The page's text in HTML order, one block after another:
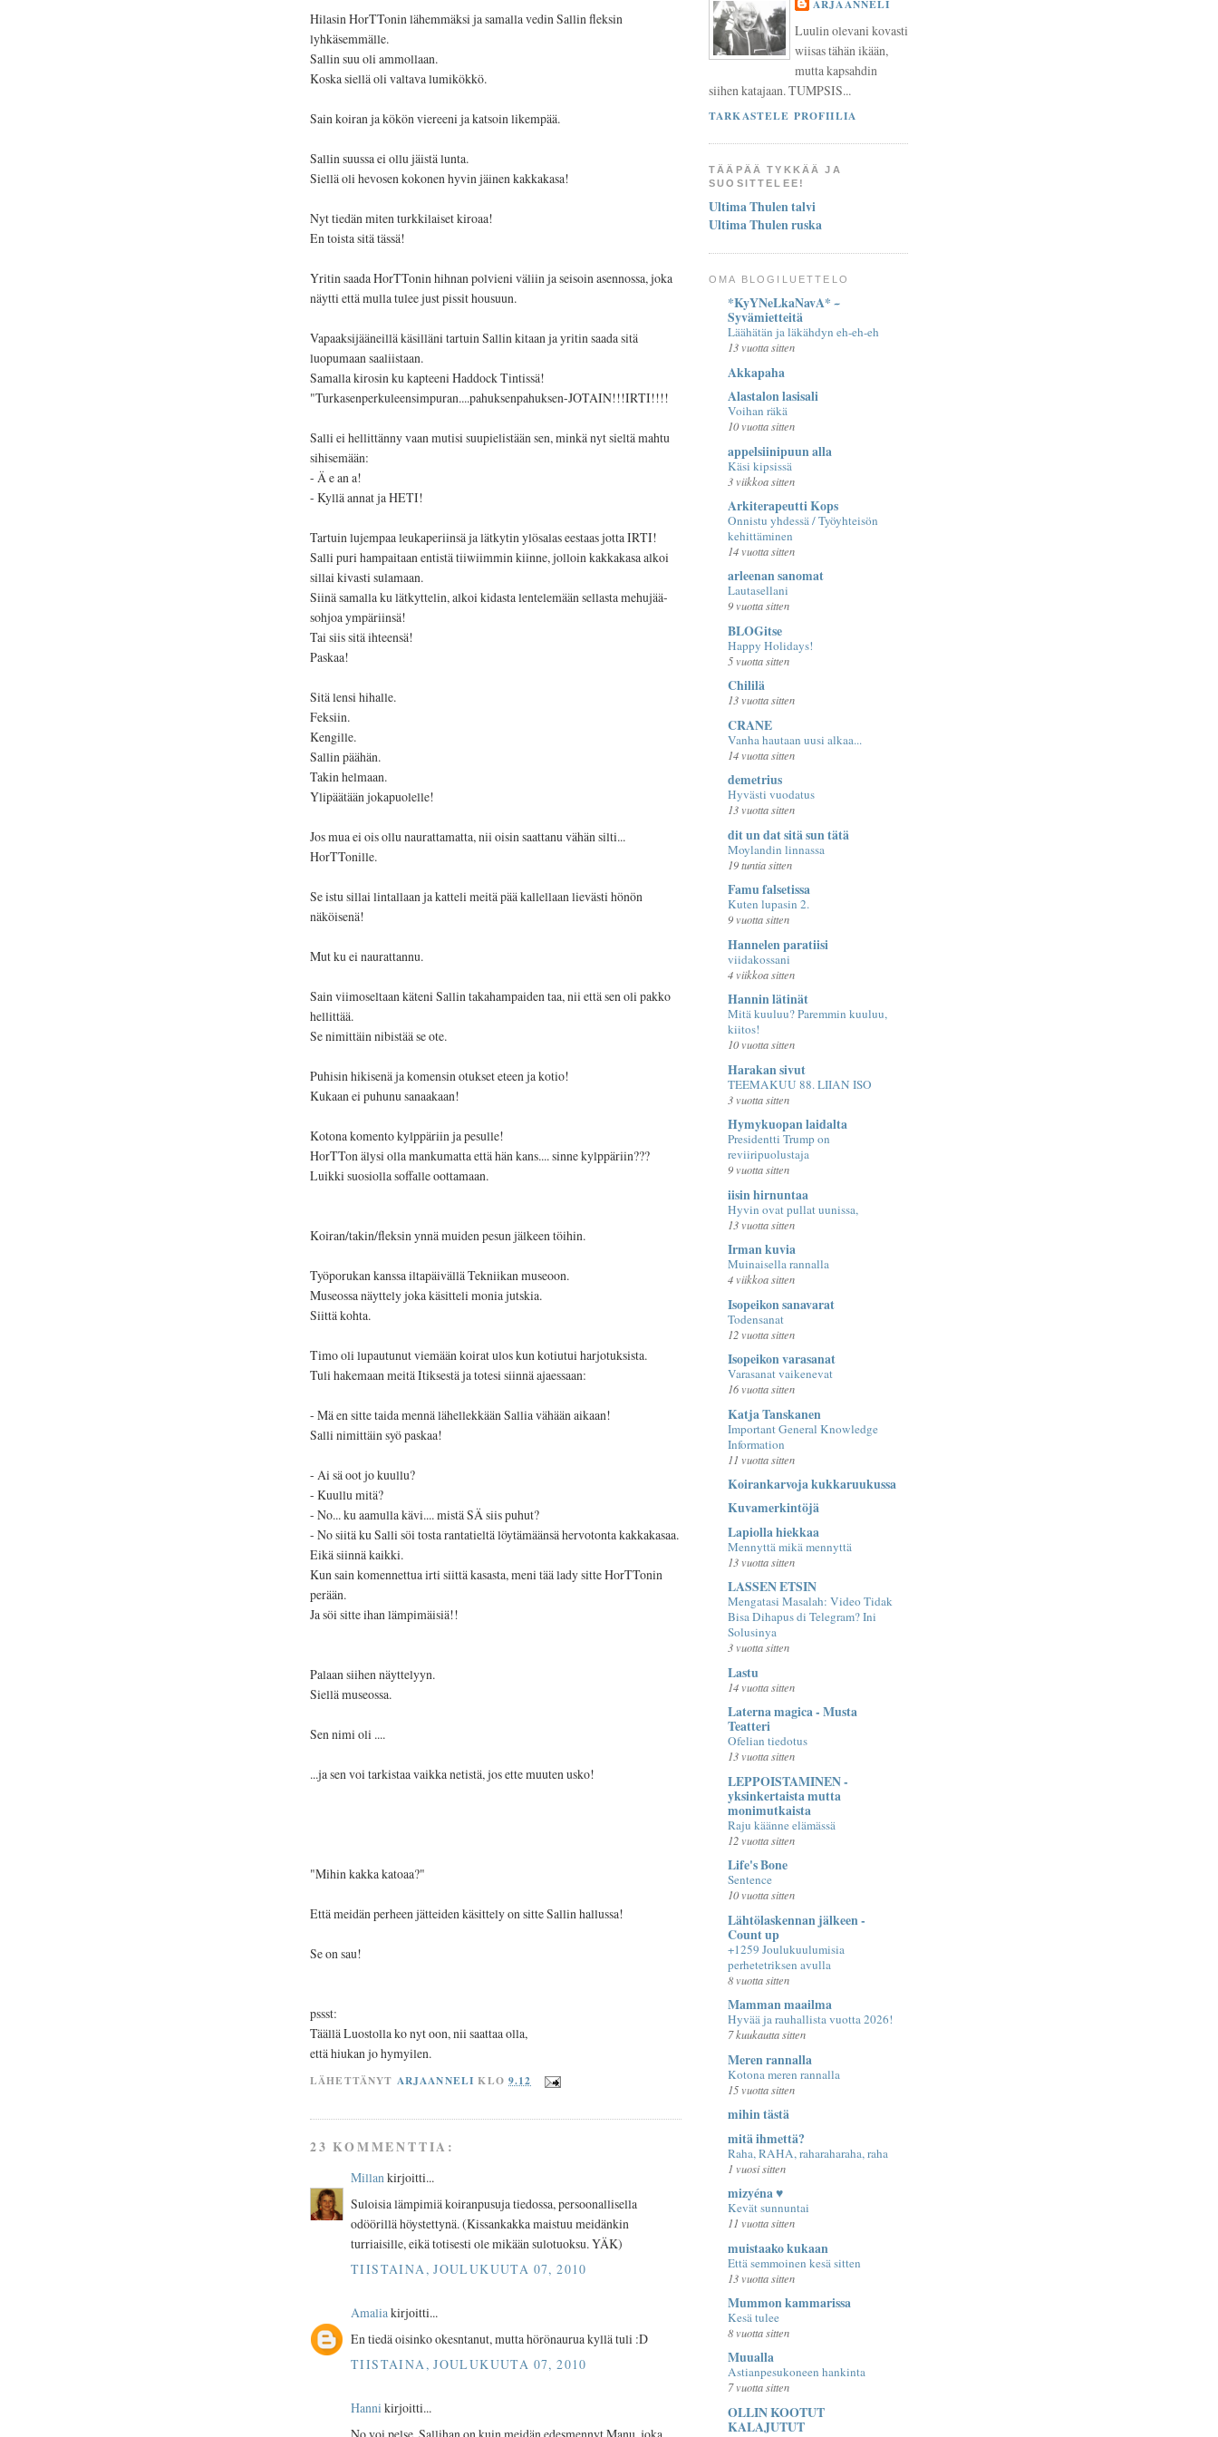
Hilasin HorTTonin lähemmäksi ja samalla vedin Sallin fleksin
lyhkäsemmälle.
Sallin suu oli ammollaan.
Koska siellä oli valtava lumikökkö.
Sain koiran ja kökön viereeni ja katsoin likempää.
Sallin suussa ei ollu jäistä lunta.
Siellä oli hevosen kokonen hyvin jäinen kakkakasa!
Nyt tiedän miten turkkilaiset kiroaa!
En toista sitä tässä!
Yritin saada HorTTonin hihnan polvieni väliin ja seisoin asennossa, joka
näytti että mulla tulee just pissit housuun.
Vapaaksijääneillä käsilläni tartuin Sallin kitaan ja yritin saada sitä
luopumaan saaliistaan.
Samalla kirosin ku kapteeni Haddock Tintissä!
"Turkasenperkuleensimpuran....pahuksenpahuksen-JOTAIN!!!IRTI!!!!
Salli ei hellittänny vaan mutisi suupielistään sen, minkä nyt sieltä mahtu
sihisemään:
- Ä e an a!
- Kyllä annat ja HETI!
Tartuin lujempaa leukaperiinsä ja lätkytin ylösalas eestaas jotta IRTI!
Salli puri hampaitaan entistä tiiwiimmin kiinne, jolloin kakkakasa alkoi
sillai kivasti sulamaan.
Siinä samalla ku lätkyttelin, alkoi kidasta lentelemään sellasta mehujää-
sohjoa ympäriinsä!
Tai siis sitä ihteensä!
Paskaa!
Sitä lensi hihalle.
Feksiin.
Kengille.
Sallin päähän.
Takin helmaan.
Ylipäätään jokapuolelle!
Jos mua ei ois ollu naurattamatta, nii oisin saattanu vähän silti...
HorTTonille.
Se istu sillai lintallaan ja katteli meitä pää kallellaan lievästi hönön
näköisenä!
Mut ku ei naurattannu.
Sain viimoseltaan käteni Sallin takahampaiden taa, nii että sen oli pakko
hellittää.
Se nimittäin nibistää se ote.
Puhisin hikisenä ja komensin otukset eteen ja kotio!
Kukaan ei puhunu sanaakaan!
Kotona komento kylppäriin ja pesulle!
HorTTon älysi olla mankumatta että hän kans.... sinne kylppäriin???
Luikki suosiolla soffalle oottamaan.
Koiran/takin/fleksin ynnä muiden pesun jälkeen töihin.
Työporukan kanssa iltapäivällä Tekniikan museoon.
Museossa näyttely joka käsitteli monia jutskia.
Siittä kohta.
Timo oli lupautunut viemään koirat ulos kun kotiutui harjotuksista.
Tuli hakemaan meitä Itiksestä ja totesi siinnä ajaessaan:
- Mä en sitte taida mennä lähellekkään Sallia vähään aikaan!
Salli nimittäin syö paskaa!
- Ai sä oot jo kuullu?
- Kuullu mitä?
- No... ku aamulla kävi.... mistä SÄ siis puhut?
- No siitä ku Salli söi tosta rantatieltä löytämäänsä hervotonta kakkakasaa.
Eikä siinnä kaikki.
Kun sain komennettua irti siittä kasasta, meni tää lady sitte HorTTonin
perään.
Ja söi sitte ihan lämpimäisiä!!
Palaan siihen näyttelyyn.
Siellä museossa.
Sen nimi oli ....
...ja sen voi tarkistaa vaikka netistä, jos ette muuten usko!
"Mihin kakka katoaa?"
Että meidän perheen jätteiden käsittely on sitte Sallin hallussa!
Se on sau!
pssst:
Täällä Luostolla ko nyt oon, nii saattaa olla,
että hiukan jo hymyilen.
LÄHETTÄNYT ARJAANNELI KLO9.12
23 KOMMENTTIA:
Millankirjoitti...
Suloisia lämpimiä koiranpusuja tiedossa, persoonallisella
odöörillä höystettynä. (Kissankakka maistuu meidänkin
turriaisille, eikä totisesti ole mikään sulotuoksu. YÄK)
TIISTAINA, JOULUKUUTA 07, 2010
Amaliakirjoitti...
En tiedä oisinko okesntanut, mutta hörönaurua kyllä tuli :D
TIISTAINA, JOULUKUUTA 07, 2010
Hanni kirjoitti...
ARJAANNELI
Luulin olevani kovasti
wiisas tähän ikään,
mutta kapsahdin
siihen katajaan. TUMPSIS...
TARKASTELE PROFIILIA
TÄÄPÄÄ TYKKÄÄ JA
SUOSITTELEE!
Ultima Thulen talvi
Ultima Thulen ruska
OMA BLOGILUETTELO
*KyYNeLkaNavA* ~
Syvämietteitä
Läähätän ja läkähdyn eh-eh-eh
13 vuotta sitten
Akkapaha
Alastalon lasisali
Voihan räkä
10 vuotta sitten
appelsiinipuun alla
Käsi kipsissä
3 viikkoa sitten
Arkiterapeutti Kops
Onnistu yhdessä / Työyhteisön
kehittäminen
14 vuotta sitten
arleenan sanomat
Lautasellani
9 vuotta sitten
BLOGitse
Happy Holidays!
5 vuotta sitten
Chililä
13 vuotta sitten
CRANE
Vanha hautaan uusi alkaa...
14 vuotta sitten
demetrius
Hyvästi vuodatus
13 vuotta sitten
dit un dat sitä sun tätä
Moylandin linnassa
19 tuntia sitten
Famu falsetissa
Kuten lupasin 2.
9 vuotta sitten
Hannelen paratiisi
viidakossani
4 viikkoa sitten
Hannin lätinät
Mitä kuuluu? Paremmin kuuluu,
kiitos!
10 vuotta sitten
Harakan sivut
TEEMAKUU 88. LIIAN ISO
3 vuotta sitten
Hymykuopan laidalta
Presidentti Trump on
reviiripuolustaja
9 vuotta sitten
iisin hirnuntaa
Hyvin ovat pullat uunissa,
13 vuotta sitten
Irman kuvia
Muinaisella rannalla
4 viikkoa sitten
Isopeikon sanavarat
Todensanat
12 vuotta sitten
Isopeikon varasanat
Varasanat vaikenevat
16 vuotta sitten
Katja Tanskanen
Important General Knowledge
Information
11 vuotta sitten
Koirankarvoja kukkaruukussa
Kuvamerkintöjä
Lapiolla hiekkaa
Mennyttä mikä mennyttä
13 vuotta sitten
LASSEN ETSIN
Mengatasi Masalah: Video Tidak
Bisa Dihapus di Telegram? Ini
Solusinya
3 vuotta sitten
Lastu
14 vuotta sitten
Laterna magica - Musta
Teatteri
Ofelian tiedotus
13 vuotta sitten
LEPPOISTAMINEN -
yksinkertaista mutta
monimutkaista
Raju käänne elämässä
12 vuotta sitten
Life's Bone
Sentence
10 vuotta sitten
Lähtölaskennan jälkeen -
Count up
+1259 Joulukuulumisia
perhetetriksen avulla
8 vuotta sitten
Mamman maailma
Hyvää ja rauhallista vuotta 2026!
7 kuukautta sitten
Meren rannalla
Kotona meren rannalla
15 vuotta sitten
mihin tästä
mitä ihmettä?
Raha, RAHA, raharaharaha, raha
1 vuosi sitten
mizyéna ♥
Kevät sunnuntai
11 vuotta sitten
muistaako kukaan
Että semmoinen kesä sitten
13 vuotta sitten
Mummon kammarissa
Kesä tulee
8 vuotta sitten
Muualla
Astianpesukoneen hankinta
7 vuotta sitten
OLLIN KOOTUT
KALAJUTUT